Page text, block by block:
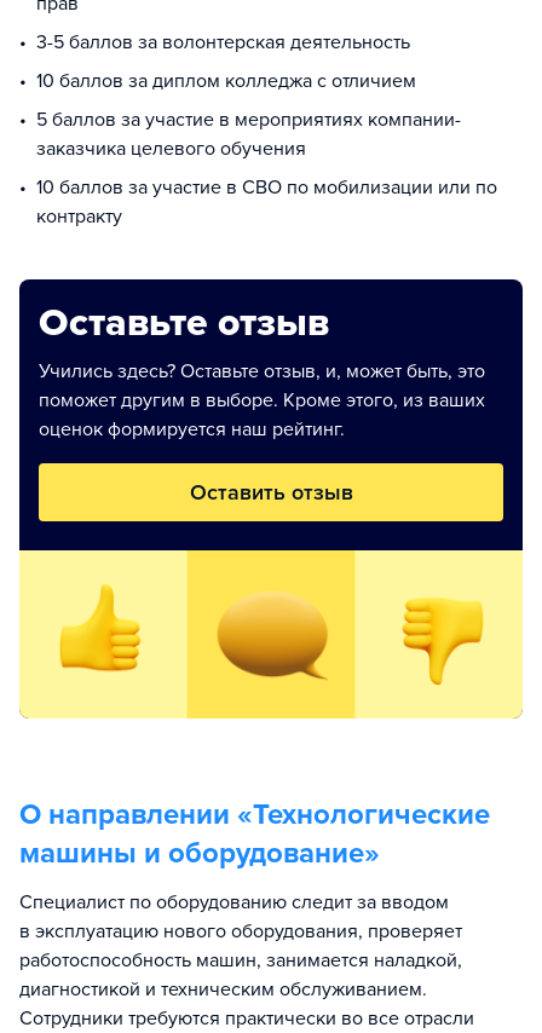
3-5 баллов за волонтерская деятельность
10 баллов за диплом колледжа с отличием
5 баллов за участие в мероприятиях компании-
заказчика целевого обучения
10 баллов за участие в СВО по мобилизации или по
контракту
Оставьте отзыв
Учились здесь? Оставьте отзыв, и, может быть, это
поможет другим в выборе. Кроме этого, из ваших
оценок формируется наш рейтинг.
Оставить отзыв
О направлении «Технологические
машины и оборудование»
Специалист по оборудованию следит за вводом
в эксплуатацию нового оборудования, проверяет
работоспособность машин, занимается наладкой,
диагностикой и техническим обслуживанием.
Сотрудники требуются практически во все отрасли